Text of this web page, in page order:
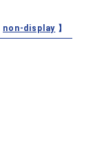
non-display 】